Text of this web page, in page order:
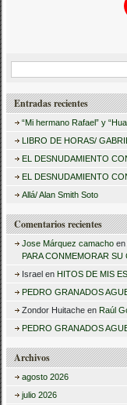
s
r
Entradas recientes
“Mi hermano Rafael” y
LIBRO DE HORAS/
EL DESNUDAMIENTO
EL DESNUDAMIENTO
Allá/ Alan Smith Soto
Comentarios recientes
Jose Márquez camacho en
PARA CONMEMORAR SU
Israel en HITOS DE MIS
PEDRO GRANADOS
Zondor Huitache en Raúl
PEDRO GRANADOS
Archivos
agosto 2026
julio 2026